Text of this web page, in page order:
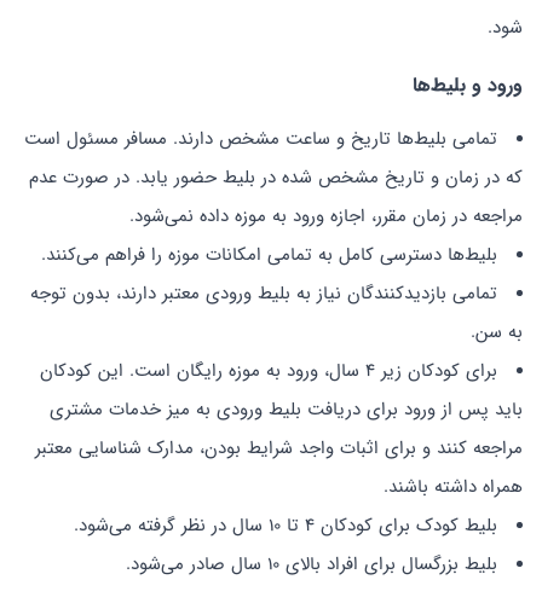
شود.
ورود و بلیط‌ها
تمامی بلیط‌ها تاریخ و ساعت مشخص دارند. مسافر مسئول است
که در زمان و تاریخ مشخص شده در بلیط حضور یابد. در صورت عدم
مراجعه در زمان مقرر، اجازه ورود به موزه داده نمی‌شود.
بلیط‌ها دسترسی کامل به تمامی امکانات موزه را فراهم می‌کنند.
تمامی بازدیدکنندگان نیاز به بلیط ورودی معتبر دارند، بدون توجه
به سن.
برای کودکان زیر 4 سال، ورود به موزه رایگان است. این کودکان
باید پس از ورود برای دریافت بلیط ورودی به میز خدمات مشتری
مراجعه کنند و برای اثبات واجد شرایط بودن، مدارک شناسایی معتبر
همراه داشته باشند.
بلیط کودک برای کودکان 4 تا 10 سال در نظر گرفته می‌شود.
بلیط بزرگسال برای افراد بالای 10 سال صادر می‌شود.